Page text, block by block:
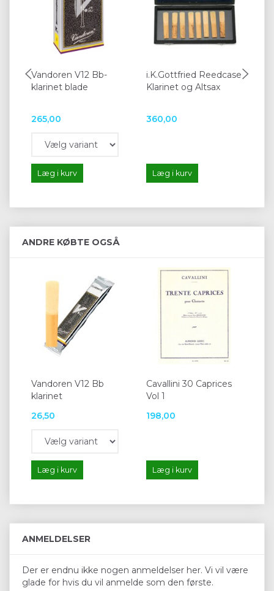
Vandoren V12 Bb-
klarinet blade
265,00
Læg i kurv
i.K.Gottfried Reedcase
Klarinet og Altsax
360,00
Læg i kurv
ANDRE KØBTE OGSÅ
Vandoren V12 Bb
klarinet
26,50
Læg i kurv
Cavallini 30 Caprices
Vol 1
198,00
Læg i kurv
ANMELDELSER
Der er endnu ikke nogen anmeldelser her. Vi vil være
glade for hvis du vil anmelde som den første.